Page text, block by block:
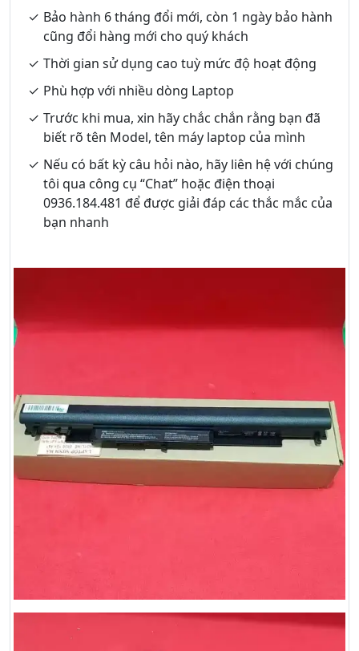
Bảo hành 6 tháng đổi mới, còn 1 ngày bảo hành
cũng đổi hàng mới cho quý khách
Thời gian sử dụng cao tuỳ mức độ hoạt động
Phù hợp với nhiều dòng Laptop
Trước khi mua, xin hãy chắc chắn rằng bạn đã
biết rõ tên Model, tên máy laptop của mình
Nếu có bất kỳ câu hỏi nào, hãy liên hệ với chúng
tôi qua công cụ “Chat” hoặc điện thoại
0936.184.481 để được giải đáp các thắc mắc của
bạn nhanh